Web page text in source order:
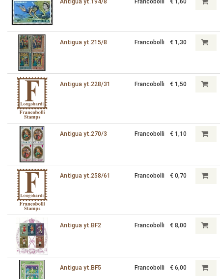
Antigua yt.215/8 Francobolli € 1,30
Antigua yt.228/31 Francobolli € 1,50
Antigua yt.270/3 Francobolli € 1,10
Antigua yt.258/61 Francobolli € 0,70
Antigua yt.BF2 Francobolli € 8,00
Antigua yt.BF5 Francobolli € 6,00